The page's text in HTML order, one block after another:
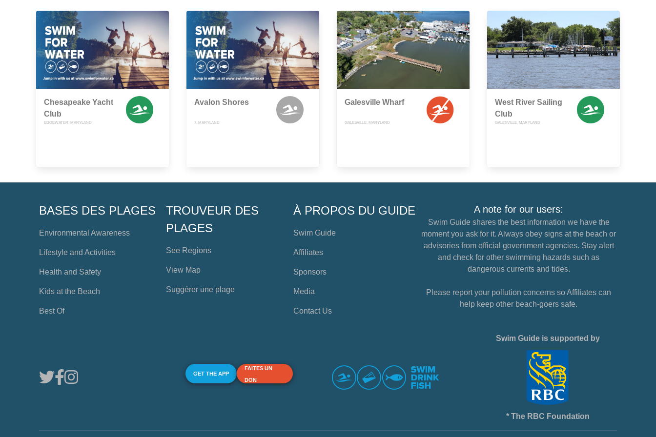
Chesapeake Yacht
Club
EDGEWATER, MARYLAND
Avalon Shores
7, MARYLAND
Galesville Wharf
GALESVILLE, MARYLAND
West River Sailing
Club
GALESVILLE, MARYLAND
BASES DES PLAGES
Environmental Awareness
Lifestyle and Activities
Health and Safety
Kids at the Beach
Best Of
TROUVEUR DES
PLAGES
See Regions
View Map
Suggérer une plage
À PROPOS DU GUIDE
Swim Guide
Affiliates
Sponsors
Media
Contact Us
A note for our users:
Swim Guide shares the best information we have the
moment you ask for it. Always obey signs at the beach or
advisories from official government agencies. Stay alert
and check for other swimming hazards such as
dangerous currents and tides.
Please report your pollution concerns so Affiliates can
help keep other beach-goers safe.
GET THE APP
FAITES UN
DON
Swim Guide is supported by
* The RBC Foundation